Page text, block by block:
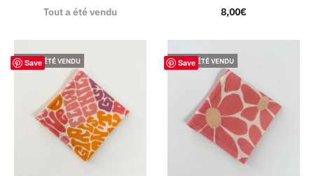
Tout a été vendu 8,00€
Save
TOUT A ÉTÉ VENDU Save
TOUT A ÉTÉ VENDU